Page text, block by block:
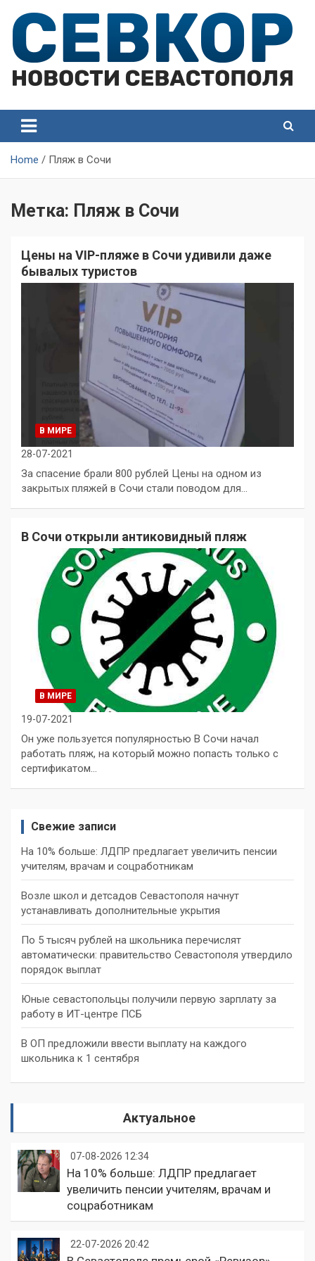
content
Севастополя
Севастополя
Home Пляж в Сочи
Метка: Пляж в Сочи
Цены на VIP-пляже в Сочи удивили даже
бывалых туристов
В МИРЕ
28-07-2021
За спасение брали 800 рублей Цены на одном из
закрытых пляжей в Сочи стали поводом для…
В Сочи открыли антиковидный пляж
В МИРЕ
19-07-2021
Он уже пользуется популярностью В Сочи начал
работать пляж, на который можно попасть только с
сертификатом…
Свежие записи
На 10% больше: ЛДПР предлагает увеличить пенсии
учителям, врачам и соцработникам
Возле школ и детсадов Севастополя начнут
устанавливать дополнительные укрытия
По 5 тысяч рублей на школьника перечислят
автоматически: правительство Севастополя утвердило
порядок выплат
Юные севастопольцы получили первую зарплату за
работу в ИТ-центре ПСБ
В ОП предложили ввести выплату на каждого
школьника к 1 сентября
Актуальное
07-08-2026 12:34
На 10% больше: ЛДПР предлагает
увеличить пенсии учителям, врачам и
соцработникам
22-07-2026 20:42